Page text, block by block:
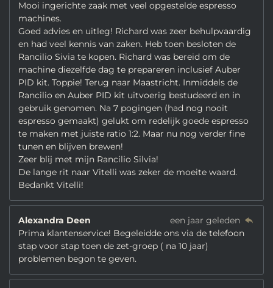
Mooi ingerichte zaak met veel opgestelde espresso
machines.
Goed advies en uitleg! Richard was zeer behulpvaardig
en had veel kennis van zaken. Heb toen besloten de
Rancilio Sivia te kopen. Richard was bereid om de
machine diezelfde dag te prepareren inclusief Auber
PID kit. Toppie! Terug naar Maastricht. Inmiddels de
Rancilio en Auber PID kit uitvoerig bestudeerd en in
gebruik genomen. Na 7 pogingen (had nog nooit
espresso gemaakt) gelukt om redelijk goede espresso
te maken met juiste ratio 1:2. Maar nu nog verder fine
tunen en blijven brewen!
Zeer blij met mijn Rancilio Silvia!
De lange rit naar Vitelli was zeker de moeite waard.
Bedankt Vitelli!
Alexandra Deen
een jaar geleden
Prima klantenservice! Begeleidde ons via de telefoon
stap voor stap toen de zet-groep ( na 10 jaar)
problemen begon te geven.